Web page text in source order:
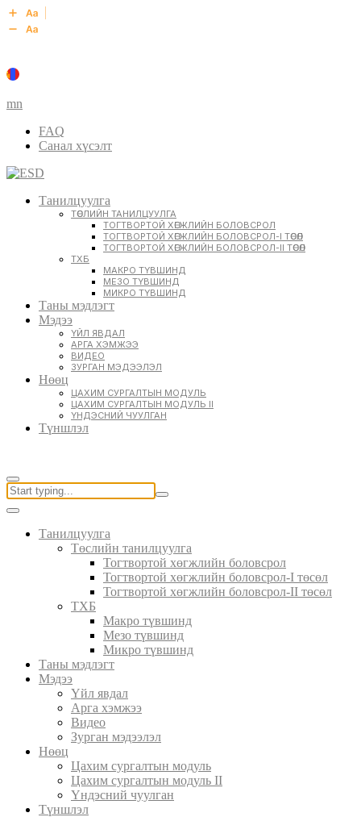
mn
FAQ
Санал хүсэлт
Танилцуулга
ТӨСЛИЙН ТАНИЛЦУУЛГА
ТОГТВОРТОЙ ХӨГЖЛИЙН БОЛОВСРОЛ
ТОГТВОРТОЙ ХӨГЖЛИЙН БОЛОВСРОЛ-I ТӨСӨЛ
ТОГТВОРТОЙ ХӨГЖЛИЙН БОЛОВСРОЛ-II ТӨСӨЛ
ТХБ
МАКРО ТҮВШИНД
МЕЗО ТҮВШИНД
МИКРО ТҮВШИНД
Таны мэдлэгт
Мэдээ
ҮЙЛ ЯВДАЛ
АРГА ХЭМЖЭЭ
ВИДЕО
ЗУРГАН МЭДЭЭЛЭЛ
Нөөц
ЦАХИМ СУРГАЛТЫН МОДУЛЬ
ЦАХИМ СУРГАЛТЫН МОДУЛЬ II
ҮНДЭСНИЙ ЧУУЛГАН
Түншлэл
Танилцуулга
Төслийн танилцуулга
Тогтвортой хөгжлийн боловсрол
Тогтвортой хөгжлийн боловсрол-I төсөл
Тогтвортой хөгжлийн боловсрол-II төсөл
ТХБ
Макро түвшинд
Мезо түвшинд
Микро түвшинд
Таны мэдлэгт
Мэдээ
Үйл явдал
Арга хэмжээ
Видео
Зурган мэдээлэл
Нөөц
Цахим сургалтын модуль
Цахим сургалтын модуль II
Үндэсний чуулган
Түншлэл